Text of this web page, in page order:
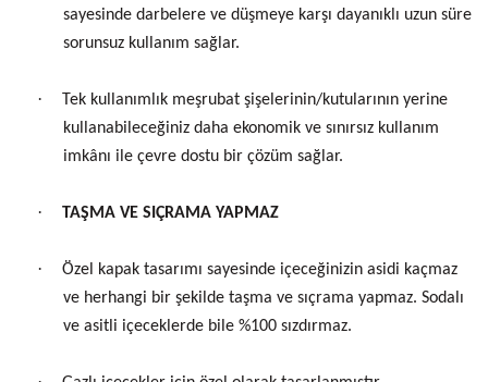
sayesinde darbelere ve düşmeye karşı dayanıklı uzun süre
sorunsuz kullanım sağlar.
·
Tek kullanımlık meşrubat şişelerinin/kutularının yerine
kullanabileceğiniz daha ekonomik ve sınırsız kullanım
imkânı ile çevre dostu bir çözüm sağlar.
· TAŞMA VE SIÇRAMA YAPMAZ
·
Özel kapak tasarımı sayesinde içeceğinizin asidi kaçmaz
ve herhangi bir şekilde taşma ve sıçrama yapmaz. Sodalı
ve asitli içeceklerde bile %100 sızdırmaz.